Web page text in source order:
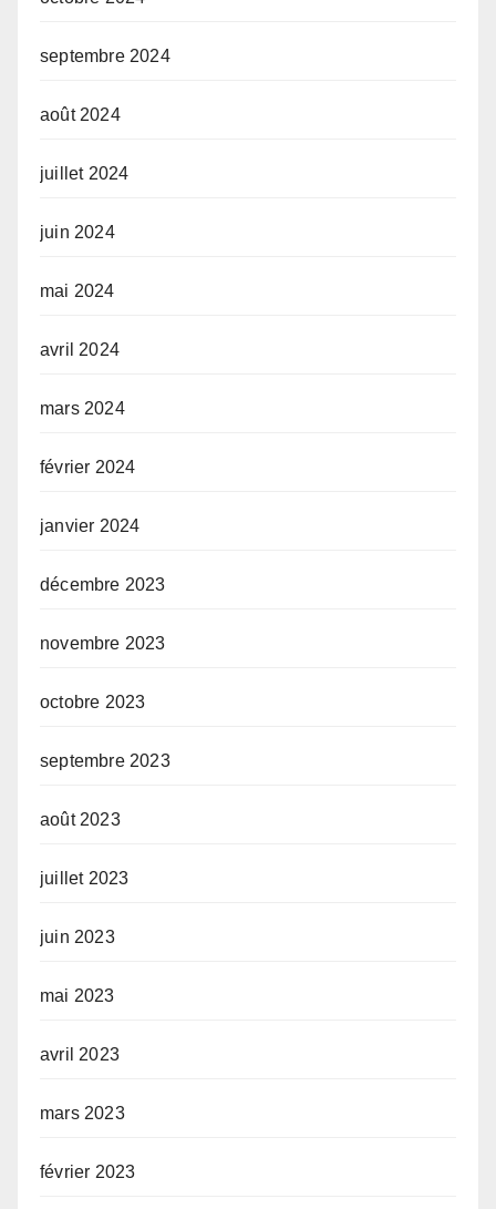
septembre 2024
août 2024
juillet 2024
juin 2024
mai 2024
avril 2024
mars 2024
février 2024
janvier 2024
décembre 2023
novembre 2023
octobre 2023
septembre 2023
août 2023
juillet 2023
juin 2023
mai 2023
avril 2023
mars 2023
février 2023